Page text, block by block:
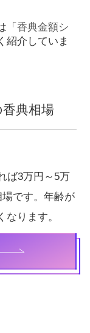
「香典金額シ
紹介していま
典相場
ば3万円～5万
です。年齢が
ります。